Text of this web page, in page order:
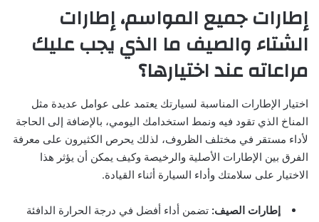
إطارات جميع المواسم، إطارات
الشتاء والصيف ما الذي يجب عليك
مراعاته عند اختيارها؟
اختيار الإطارات المناسبة لسيارتك يعتمد على عوامل عديدة مثل
المناخ الذي تقود فيه ونمط استخدامك اليومي، بالإضافة إلى الحاجة
لأداء مستقر في مختلف الظروف، لذلك يحرص الكثيرون على معرفة
الفرق بين الإطارات الأصلية والرخيصة وكيف يمكن أن يؤثر هذا
الاختيار على سلامتك وأداء السيارة أثناء القيادة.
إطارات الصيف: تضمن أداء أفضل في درجة الحرارة الدافئة